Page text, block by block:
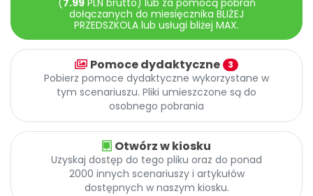
Archiwalne numery
Pomoc
Promocje
(7.99PLN brutto) lub za pomocą pobrań
dołączanych do miesięcznika BLIŻEJ
PRZEDSZKOLA lub usługi bliżej MAX.
Pomoce dydaktyczne 3
Pobierz pomoce dydaktyczne wykorzystane w
tym scenariuszu. Pliki umieszczone są do
osobnego pobrania
Otwórz w kiosku
Uzyskaj dostęp do tego pliku oraz do ponad
2000 innych scenariuszy i artykułów
dostępnych w naszym kiosku.